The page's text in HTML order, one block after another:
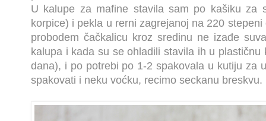
U kalupe za mafine stavila sam po kašiku za
korpice) i pekla u rerni zagrejanoj na 220
probodem čačkalicu kroz sredinu ne izađe
kalupa i kada su se ohladili stavila ih u
dana), i po potrebi po 1-2 spakovala u kutiju za
spakovati i neku voćku, recimo seckanu breskvu.